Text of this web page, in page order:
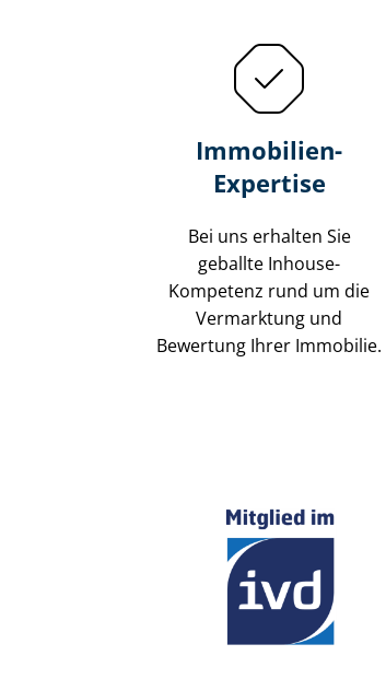
Immobilien-
Expertise
Bei uns erhalten Sie
geballte Inhouse-
Kompetenz rund um die
Vermarktung und
Bewertung Ihrer Immobilie.